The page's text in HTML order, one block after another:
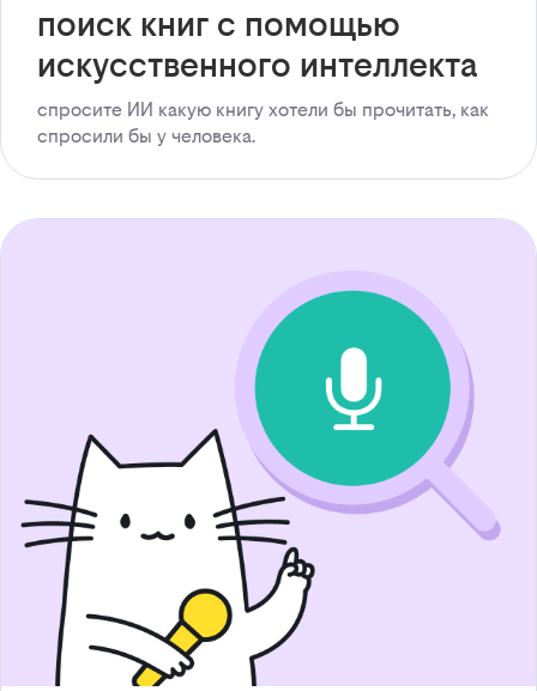
поиск книг с помощью
искусственного интеллекта
спросите ИИ какую книгу хотели бы прочитать, как
спросили бы у человека.